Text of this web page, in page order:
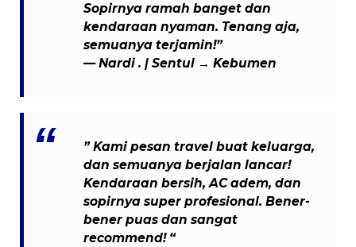
Sopirnya ramah banget dan
kendaraan nyaman. Tenang aja,
semuanya terjamin!”
— Nardi . | Sentul → Kebumen
” Kami pesan travel buat keluarga,
dan semuanya berjalan lancar!
Kendaraan bersih, AC adem, dan
sopirnya super profesional. Bener-
bener puas dan sangat
recommend! “